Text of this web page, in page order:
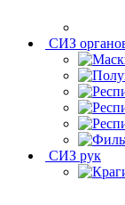
СИЗ
СИЗ рук